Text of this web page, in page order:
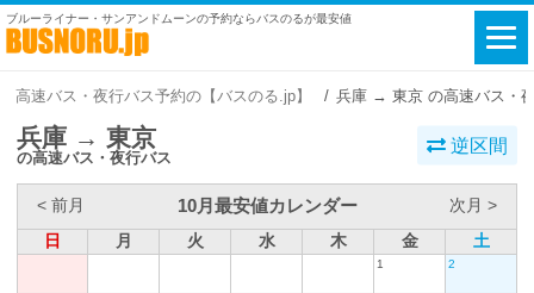
ブルーライナー・サンアンドムーンの予約ならバスのるが最安値
高速バス・夜行バス予約の【バスのる.jp】 兵庫 → 東京 の高速バス・
兵庫 → 東京
の高速バス・夜行バス
逆区間
< 前月 10月最安値カレンダー
次月 >
日
月 火 水 木 金 土
1 2